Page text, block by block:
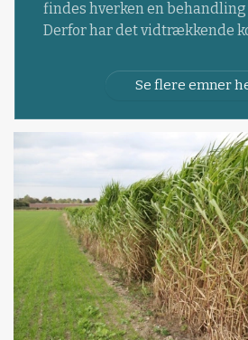
findes hverken en behandling
Derfor har det vidtrækkende
Se flere emner